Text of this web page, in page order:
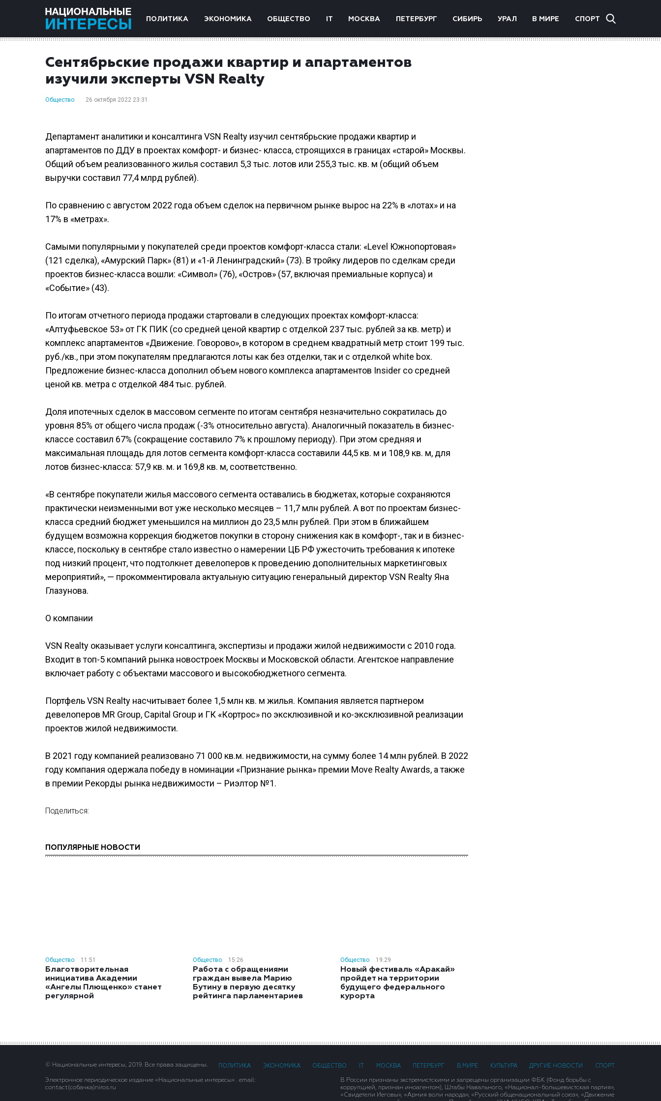
ПОЛИТИКА ЭКОНОМИКА ОБЩЕСТВО IT МОСКВА ПЕТЕРБУРГ СИБИРЬ УРАЛ В МИРЕ СПОРТ
Сентябрьские продажи квартир и апартаментов
изучили эксперты VSN Realty
Общество 26 октября 2022 23:31
Департамент аналитики и консалтинга VSN Realty изучил сентябрьские продажи квартир и
апартаментов по ДДУ в проектах комфорт- и бизнес- класса, строящихся в границах «старой» Москвы.
Общий объем реализованного жилья составил 5,3 тыс. лотов или 255,3 тыс. кв. м (общий объем
выручки составил 77,4 млрд рублей).
По сравнению с августом 2022 года объем сделок на первичном рынке вырос на 22% в «лотах» и на
17% в «метрах».
Самыми популярными у покупателей среди проектов комфорт-класса стали: «Level Южнопортовая»
(121 сделка), «Амурский Парк» (81) и «1-й Ленинградский» (73). В тройку лидеров по сделкам среди
проектов бизнес-класса вошли: «Символ» (76), «Остров» (57, включая премиальные корпуса) и
«Событие» (43).
По итогам отчетного периода продажи стартовали в следующих проектах комфорт-класса:
«Алтуфьевское 53» от ГК ПИК (со средней ценой квартир с отделкой 237 тыс. рублей за кв. метр) и
комплекс апартаментов «Движение. Говорово», в котором в среднем квадратный метр стоит 199 тыс.
руб./кв., при этом покупателям предлагаются лоты как без отделки, так и с отделкой white box.
Предложение бизнес-класса дополнил объем нового комплекса апартаментов Insider со средней
ценой кв. метра с отделкой 484 тыс. рублей.
Доля ипотечных сделок в массовом сегменте по итогам сентября незначительно сократилась до
уровня 85% от общего числа продаж (-3% относительно августа). Аналогичный показатель в бизнес-
классе составил 67% (сокращение составило 7% к прошлому периоду). При этом средняя и
максимальная площадь для лотов сегмента комфорт-класса составили 44,5 кв. м и 108,9 кв. м, для
лотов бизнес-класса: 57,9 кв. м. и 169,8 кв. м, соответственно.
«В сентябре покупатели жилья массового сегмента оставались в бюджетах, которые сохраняются
практически неизменными вот уже несколько месяцев – 11,7 млн рублей. А вот по проектам бизнес-
класса средний бюджет уменьшился на миллион до 23,5 млн рублей. При этом в ближайшем
будущем возможна коррекция бюджетов покупки в сторону снижения как в комфорт-, так и в бизнес-
классе, поскольку в сентябре стало известно о намерении ЦБ РФ ужесточить требования к ипотеке
под низкий процент, что подтолкнет девелоперов к проведению дополнительных маркетинговых
мероприятий», — прокомментировала актуальную ситуацию генеральный директор VSN Realty Яна
Глазунова.
О компании
VSN Realty оказывает услуги консалтинга, экспертизы и продажи жилой недвижимости с 2010 года.
Входит в топ-5 компаний рынка новостроек Москвы и Московской области. Агентское направление
включает работу с объектами массового и высокобюджетного сегмента.
Портфель VSN Realty насчитывает более 1,5 млн кв. м жилья. Компания является партнером
девелоперов MR Group, Capital Group и ГК «Кортрос» по эксклюзивной и ко-эксклюзивной реализации
проектов жилой недвижимости.
В 2021 году компанией реализовано 71 000 кв.м. недвижимости, на сумму более 14 млн рублей. В 2022
году компания одержала победу в номинации «Признание рынка» премии Move Realty Awards, а также
в премии Рекорды рынка недвижимости – Риэлтор №1.
Поделиться:
ПОПУЛЯРНЫЕ НОВОСТИ
Общество 11:51
Благотворительная
инициатива Академии
«Ангелы Плющенко» станет
регулярной
Общество 15:26
Работа с обращениями
граждан вывела Марию
Бутину в первую десятку
рейтинга парламентариев
Общество 19:29
Новый фестиваль «Аракай»
пройдет на территории
будущего федерального
курорта
© Национальные интересы, 2019. Все права защищены. ПОЛИТИКА ЭКОНОМИКА ОБЩЕСТВО МОСКВА ПЕТЕРБУРГ В МИРЕ КУЛЬТУРА ДРУГИЕ НОВОСТИ СПОРТ
Электронное периодическое издание «Национальные интересы» . email:
contact(сoбaчка)niros.ru
В России признаны экстремистскими и запрещены организации ФБК (Фонд борьбы с
коррупцией, признан иноагентом), Штабы Навального, «Национал-большевистская партия»,
«Свидетели Иеговы», «Армия воли народа», «Русский общенациональный союз», «Движение